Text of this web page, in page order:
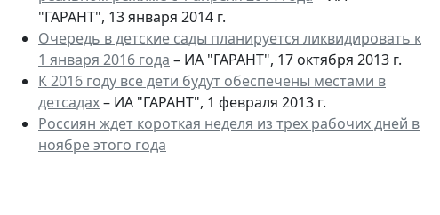
"ГАРАНТ", 13 января 2014 г.
Очередь в детские сады планируется ликвидировать к
1 января 2016 года – ИА "ГАРАНТ", 17 октября 2013 г.
К 2016 году все дети будут обеспечены местами в
детсадах– ИА "ГАРАНТ", 1 февраля 2013 г.
Россиян ждет короткая неделя из трех рабочих дней в
ноябре этого года